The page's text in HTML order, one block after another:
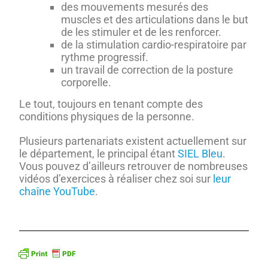
des mouvements mesurés des
muscles et des articulations dans le but
de les stimuler et de les renforcer.
de la stimulation cardio-respiratoire par
rythme progressif.
un travail de correction de la posture
corporelle.
Le tout, toujours en tenant compte des
conditions physiques de la personne.
Plusieurs partenariats existent actuellement sur
le département, le principal étantSIEL Bleu.
Vous pouvez d’ailleurs retrouver de nombreuses
vidéos d’exercices à réaliser chez soi sur leur
chaîne YouTube.